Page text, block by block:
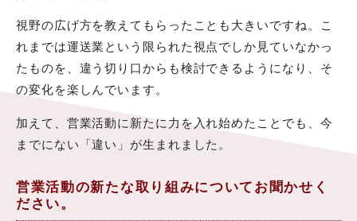
視野の広げ方を教えてもらったことも大きいですね。こ
れまでは運送業という限られた視点でしか見ていなかっ
たものを、違う切り口からも検討できるようになり、そ
の変化を楽しんでいます。
加えて、営業活動に新たに力を入れ始めたことでも、今
までにない「違い」が生まれました。
営業活動の新たな取り組みについてお聞かせく
ださい。